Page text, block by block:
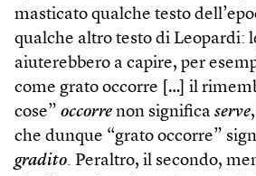
masticato qualche testo
qualche altro testo di Leopardi:
aiuterebbero a capire, per
come grato occorre […] il
cose” occorre non significa serve
che dunque “grato occorre”
gradito. Peraltro, il secondo,